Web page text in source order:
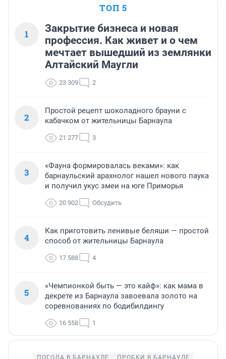
ТОП 5
1
Закрытие бизнеса и новая
профессия. Как живет и о чем
мечтает вышедший из землянки
Алтайский Маугли
23 309 2
2
Простой рецепт шоколадного брауни с
кабачком от жительницы Барнаула
21 277 3
3
«Фауна формировалась веками»: как
барнаульский арахнолог нашел нового паука
и получил укус змеи на юге Приморья
20 902 Обсудить
4
Как приготовить ленивые беляши — простой
способ от жительницы Барнаула
17 588 4
5
«Чемпионкой быть — это кайф»: как мама в
декрете из Барнаула завоевала золото на
соревнованиях по бодибилдингу
16 558 1
ПОГОДА В БАРНАУЛЕ
ПРОБКИ В БАРНАУЛЕ